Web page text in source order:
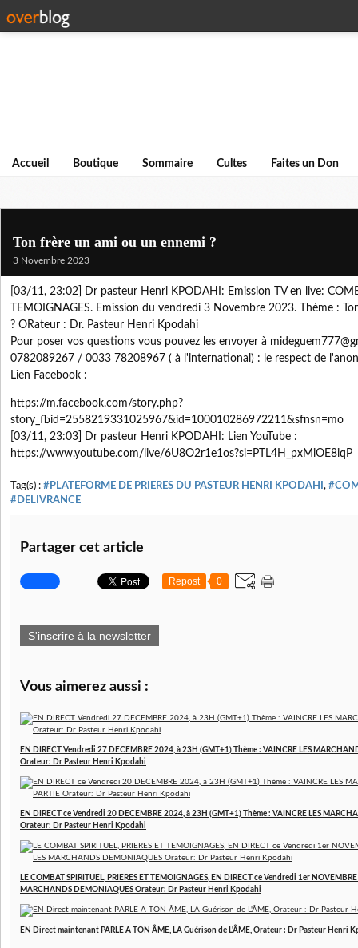
Accueil Boutique Sommaire Cultes Faites un Don
Ton frère un ami ou un ennemi ?
3 Novembre 2023
[03/11, 23:02] Dr pasteur Henri KPODAHI: Emission TV en live:
TEMOIGNAGES. Emission du vendredi 3 Novembre 2023. Thème :
? ORateur : Dr. Pasteur Henri Kpodahi
Pour poser vos questions vous pouvez les envoyer à
0782089267 / 0033 78208967 ( à l'international) : le respect de
Lien Facebook :
https://m.facebook.com/story.php?
story_fbid=2558219331025967&id=100010286972211&sfnsn=mo
[03/11, 23:03] Dr pasteur Henri KPODAHI: Lien YouTube :
https://www.youtube.com/live/6U8O2r1e1os?si=PTL4H_pxMiOE8iqP
Tag(s) : #PLATEFORME DE PRIERES DU PASTEUR HENRI KPODAHI ,
#DELIVRANCE
Partager cet article
Repost 0
S'inscrire à la newsletter
Vous aimerez aussi :
EN DIRECT Vendredi 27 DECEMBRE 2024, à 23H (GMT+1) Thème : VAINCRE LES
Orateur: Dr Pasteur Henri Kpodahi
EN DIRECT ce Vendredi 20 DECEMBRE 2024, à 23H (GMT+1) Thème : VAINCRE LES
Orateur: Dr Pasteur Henri Kpodahi
LE COMBAT SPIRITUEL, PRIERES ET TEMOIGNAGES, EN DIRECT ce Vendredi 1er
MARCHANDS DEMONIAQUES Orateur: Dr Pasteur Henri Kpodahi
EN Direct maintenant PARLE A TON ÂME, LA Guérison de L'ÂME, Orateur : Dr Pasteur Henri